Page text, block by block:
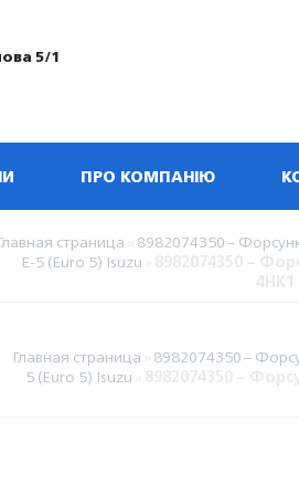
5/1
ПРО КОМПАНІЮ
страница 8982074350 –
E-5 (Euro 5) Isuzu
Главная страница 8982074350 –
5 (Euro 5) Isuzu